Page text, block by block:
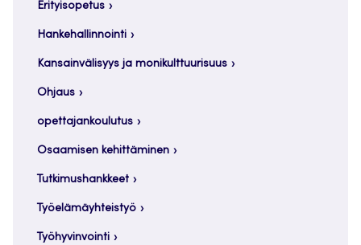
Erityisopetus
Hankehallinnointi
Kansainvälisyys ja monikulttuurisuus
Ohjaus
opettajankoulutus
Osaamisen kehittäminen
Tutkimushankkeet
Työelämäyhteistyö
Työhyvinvointi